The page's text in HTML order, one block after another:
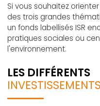
Si vous souhaitez
des trois grandes
un fonds labellisés ISR
pratiques sociales ou
l'environnement.
LES DIFFÉRENTS